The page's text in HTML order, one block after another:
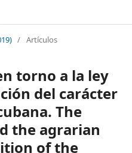
/ Artículos
torno a la ley
del carácter
The
the agrarian
of the